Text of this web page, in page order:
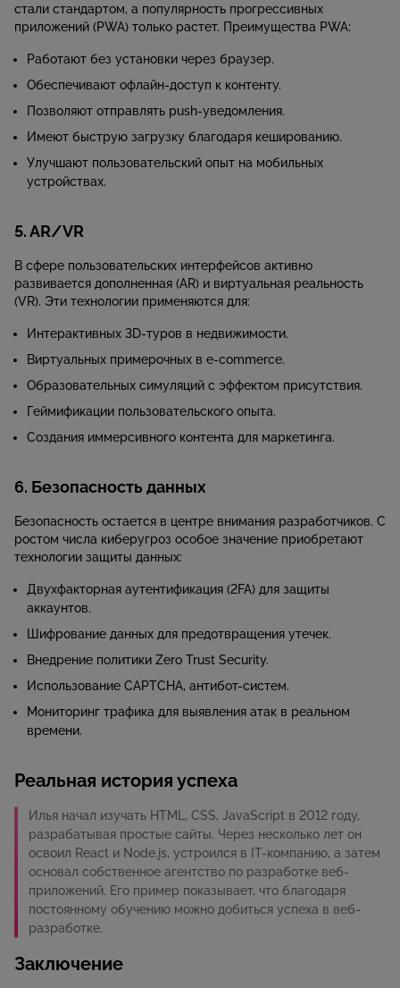
стали стандартом, а популярность прогрессивных
приложений (PWA) только растет. Преимущества PWA:
Работают без установки через браузер.
Обеспечивают офлайн-доступ к контенту.
Позволяют отправлять push-уведомления.
Имеют быструю загрузку благодаря кешированию.
Улучшают пользовательский опыт на мобильных
устройствах.
5. AR/VR
В сфере пользовательских интерфейсов активно
развивается дополненная (AR) и виртуальная реальность
(VR). Эти технологии применяются для:
Интерактивных 3D-туров в недвижимости.
Виртуальных примерочных в e-commerce.
Образовательных симуляций с эффектом присутствия.
Геймификации пользовательского опыта.
Создания иммерсивного контента для маркетинга.
6. Безопасность данных
Безопасность остается в центре внимания разработчиков. С
ростом числа киберугроз особое значение приобретают
технологии защиты данных:
Двухфакторная аутентификация (2FA) для защиты
аккаунтов.
Шифрование данных для предотвращения утечек.
Внедрение политики Zero Trust Security.
Использование CAPTCHA, антибот-систем.
Мониторинг трафика для выявления атак в реальном
времени.
Реальная история успеха
Илья начал изучать HTML, CSS, JavaScript в 2012 году,
разрабатывая простые сайты. Через несколько лет он
освоил React и Node.js, устроился в IT-компанию, а затем
основал собственное агентство по разработке веб-
приложений. Его пример показывает, что благодаря
постоянному обучению можно добиться успеха в веб-
разработке.
Заключение